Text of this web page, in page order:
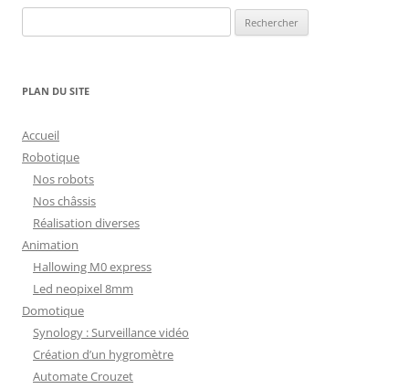
PLAN DU SITE
Accueil
Robotique
Nos robots
Nos châssis
Réalisation diverses
Animation
Hallowing M0 express
Led neopixel 8mm
Domotique
Synology : Surveillance vidéo
Création d’un hygromètre
Automate Crouzet